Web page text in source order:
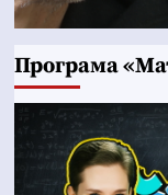
Програма